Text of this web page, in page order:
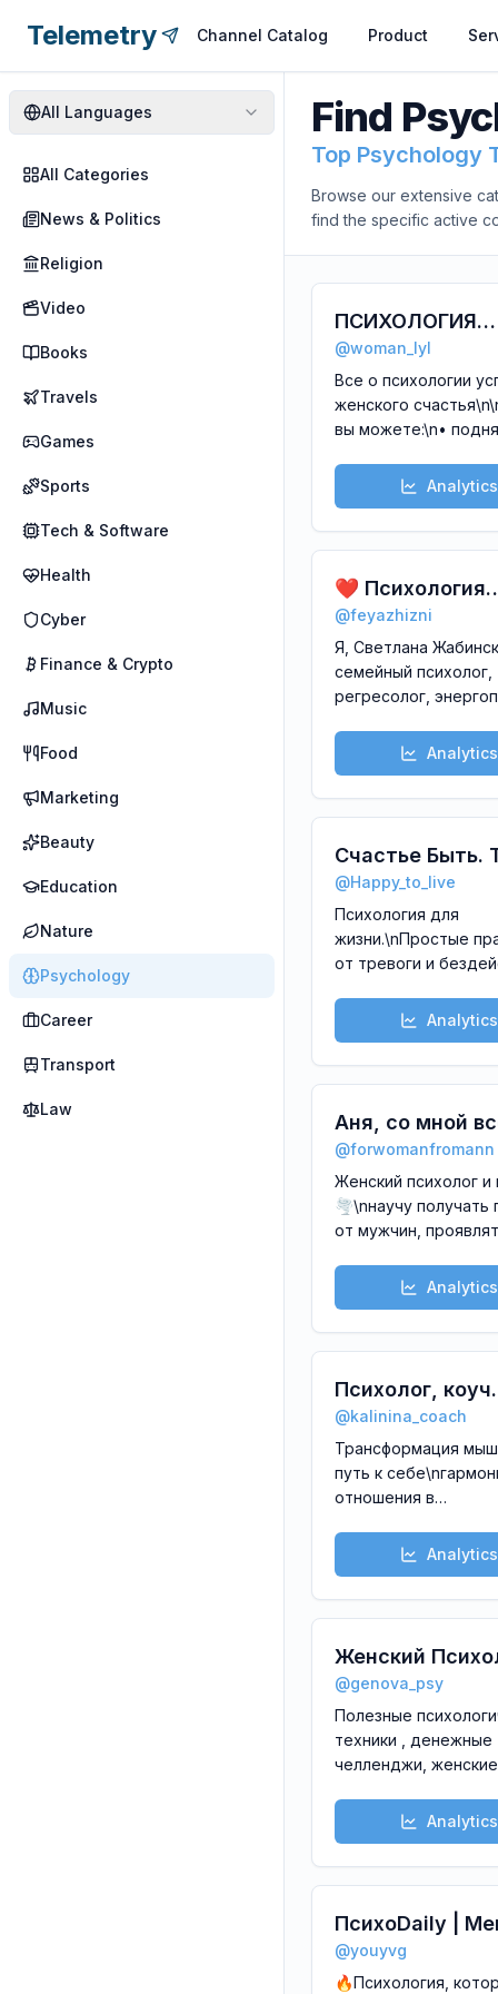
Telemetry Channel Catalog Product
All Languages
All Categories
News & Politics
Religion
Video
Books
Travels
Games
Sports
Tech & Software
Health
Cyber
Finance & Crypto
Music
Food
Marketing
Beauty
Education
Nature
Psychology
Career
Transport
Law
Find
Top Psychology
Browse our extensive
find the specific active
ПСИХОЛОГИЯ
УСПЕХА с
@woman_lyl
Все о психологии
женского
вы можете:\n• поднять
личные границы\n• найти
себя\n\nТерапия с
❤️ через работу с
мышлением,
@katolyl\nОтзывы ➡️
@otzyv_katolyl
Analytics
❤️ Психология
отношений ❤️
@feyazhizni
Я, Светлана Жабинская -
семейный психолог,
регресолог,
счастливых
Найти, улучшить, сохранить.
\n\n\nКейсы и отзывы
https://t.me/
Analytics
Счастье Быть.
ценна.
@Happy_to_live
Психология для
жизни.\nПростые
от тревоги и
жизни и
психолог Ольга
Белоцерковская-
Analytics
Аня, со мной
порядке?
@forwomanfromann
Женский психолог и
🌪️\nнаучу получать
от мужчин,
стесняться своей
\n\nРеклама на
вашего состояния
Analytics
Психолог, коуч
Екатерина
@kalinina_coach
Трансформация
путь к
отношения в
сценарии и поиск
ресурса\nЗаписаться
@maza_eva
Analytics
Женский
Ольга Генова
@genova_psy
Полезные
техники , денежные
челленджи, женские
которые помогут
почувствовать
Analytics
ПсихоDaily |
Health |
отношений
@youyvg
🔥Психология,